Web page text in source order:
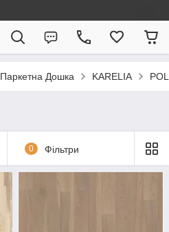
Паркетна Дошка KARELIA
0 Фільтри